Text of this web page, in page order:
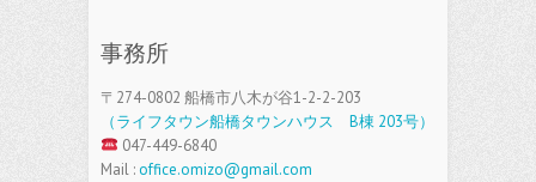
事務所
〒274-0802 船橋市八木が谷1-2-2-203
（ライフタウン船橋タウンハウス B棟 203号）
047-449-6840
Mail :office.omizo@gmail.com